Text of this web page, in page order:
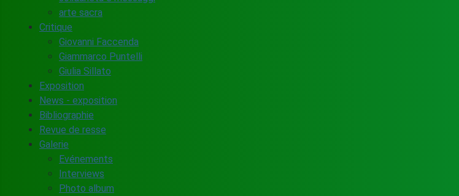
arte sacra
Critique
Giovanni Faccenda
Giammarco Puntelli
Giulia Sillato
Exposition
News - exposition
Bibliographie
Revue de resse
Galerie
Evénements
Interviews
Photo album